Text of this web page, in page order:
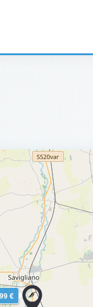
€